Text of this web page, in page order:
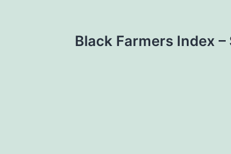
Black Farmers Index